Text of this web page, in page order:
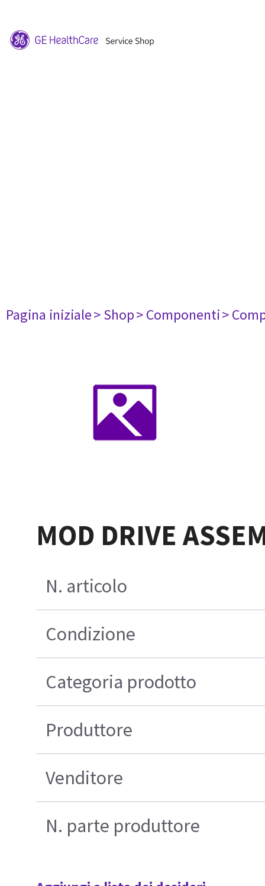
Pagina iniziale> Shop> Componenti>
MOD DRIVE
N. articolo
Condizione
Categoria prodotto
Produttore
Venditore
N. parte produttore